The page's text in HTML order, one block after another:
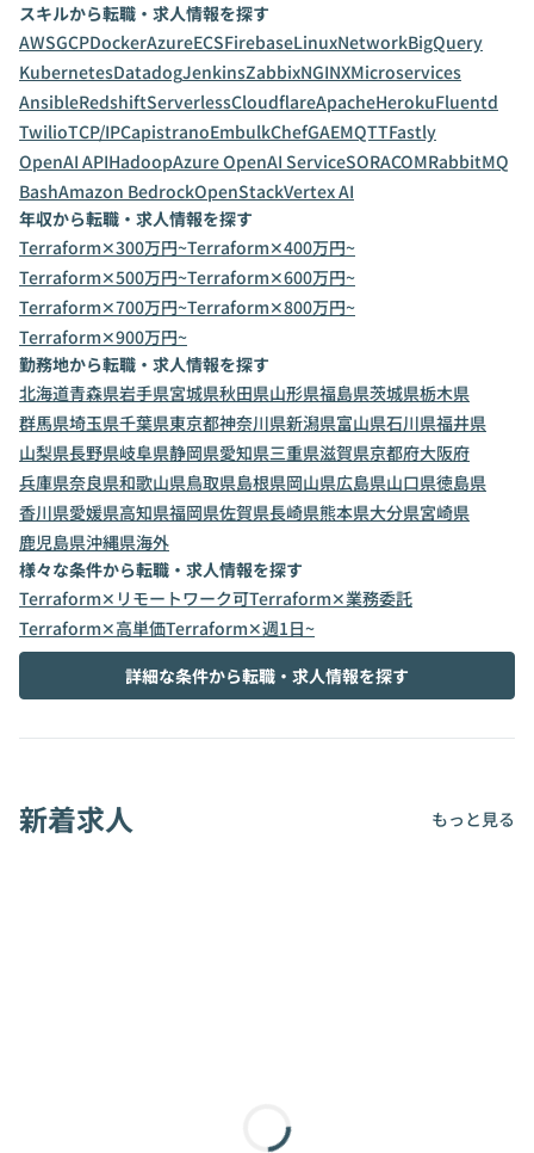
スキルから転職・求人情報を探す
AWSGCPDockerAzureECSFirebaseLinuxNetworkBigQuery
KubernetesDatadogJenkinsZabbixNGINXMicroservices
AnsibleRedshiftServerlessCloudflareApacheHerokuFluentd
TwilioTCP/IPCapistranoEmbulkChefGAEMQTTFastly
OpenAI APIHadoopAzure OpenAI ServiceSORACOMRabbitMQ
BashAmazon BedrockOpenStackVertex AI
年収から転職・求人情報を探す
Terraform✕300万円~Terraform✕400万円~
Terraform✕500万円~Terraform✕600万円~
Terraform✕700万円~Terraform✕800万円~
Terraform✕900万円~
勤務地から転職・求人情報を探す
北海道青森県岩手県宮城県秋田県山形県福島県茨城県栃木県
群馬県埼玉県千葉県東京都神奈川県新潟県富山県石川県福井県
山梨県長野県岐阜県静岡県愛知県三重県滋賀県京都府大阪府
兵庫県奈良県和歌山県鳥取県島根県岡山県広島県山口県徳島県
香川県愛媛県高知県福岡県佐賀県長崎県熊本県大分県宮崎県
鹿児島県沖縄県海外
様々な条件から転職・求人情報を探す
Terraform✕リモートワーク可Terraform✕業務委託
Terraform✕高単価Terraform✕週1日~
詳細な条件から転職・求人情報を探す
新着求人 もっと見る